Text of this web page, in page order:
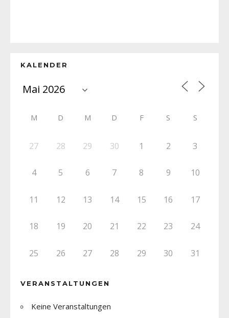
KALENDER
M D M D F S S
27 28 29 30 1 2 3
4 5 6 7 8 9 10
11 12 13 14 15 16 17
18 19 20 21 22 23 24
25 26 27 28 29 30 31
VERANSTALTUNGEN
Keine Veranstaltungen